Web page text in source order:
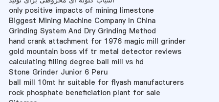
only positive impacts of mining limestone
Biggest Mining Machine Company In China
Grinding System And Dry Grinding Method
hand crank attachment for 1976 magic mill grinder
gold mountain boss vlf tr metal detector reviews
calculating filling degree ball mill vs hd
Stone Grinder Junior 6 Peru
ball mill 10mt hr suitable for flyash manufacturers
rock phosphate beneficiation plant for sale